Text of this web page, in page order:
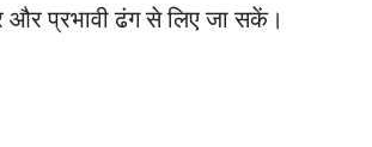
और प्रभावी ढंग से लिए जा सकें।